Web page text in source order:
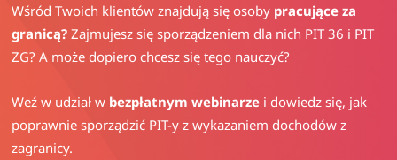
Wśród Twoich klientów znajdują się osoby pracujące za
granicą? Zajmujesz się sporządzeniem dla nich PIT 36 i PIT
ZG? A może dopiero chcesz się tego nauczyć?
Weź w udział w bezpłatnym webinarze i dowiedz się, jak
poprawnie sporządzić PIT-y z wykazaniem dochodów z
zagranicy.